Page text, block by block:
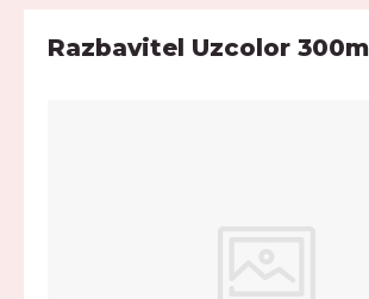
Razbavitel Uzcolor